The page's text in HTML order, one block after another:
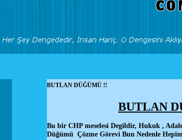
BUTLAN DÜĞÜMÜ !!
BUTLAN
Bu bir CHP meselesi Degildir, Hukuk ,
Düğümü Çözme Görevi Bun Nedenle